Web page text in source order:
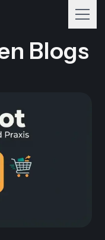
Blogs